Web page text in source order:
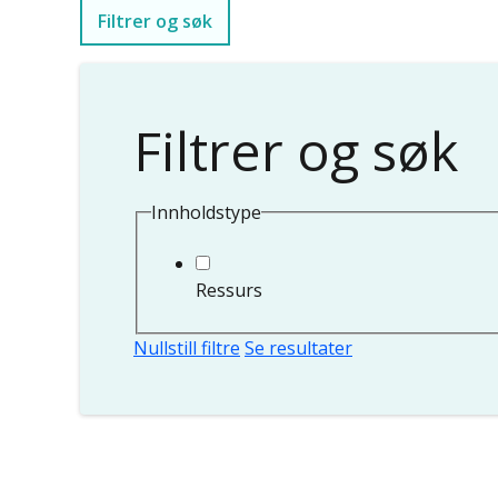
Filtrer og søk
Filtrer og søk
Innholdstype
Ressurs
Nullstill filtre Se resultater